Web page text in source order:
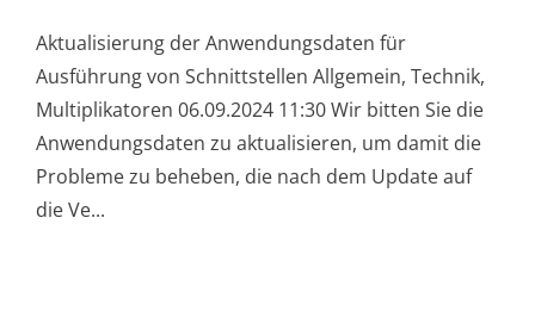
Aktualisierung der Anwendungsdaten für
Ausführung von Schnittstellen Allgemein, Technik,
Multiplikatoren 06.09.2024 11:30 Wir bitten Sie die
Anwendungsdaten zu aktualisieren, um damit die
Probleme zu beheben, die nach dem Update auf
die Ve...